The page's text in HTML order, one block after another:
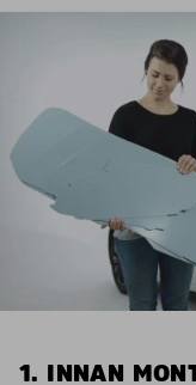
1. INNAN